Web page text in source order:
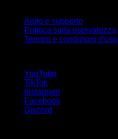
Aiuto e supporto
Politica sulla riservatezza
Termini e condizioni d'uso
YouTube
TikTok
Instagram
Facebook
Discord